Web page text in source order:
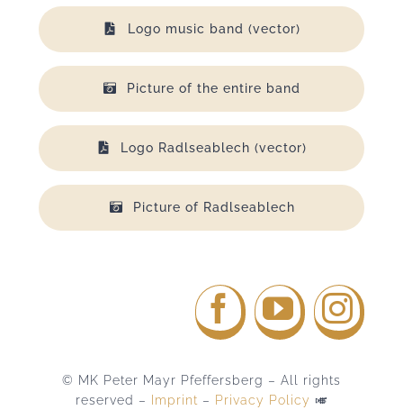
Logo music band (vector)
Picture of the entire band
Logo Radlseablech (vector)
Picture of Radlseablech
© MK Peter Mayr Pfeffersberg – All rights
reserved – Imprint – Privacy Policy 🎺